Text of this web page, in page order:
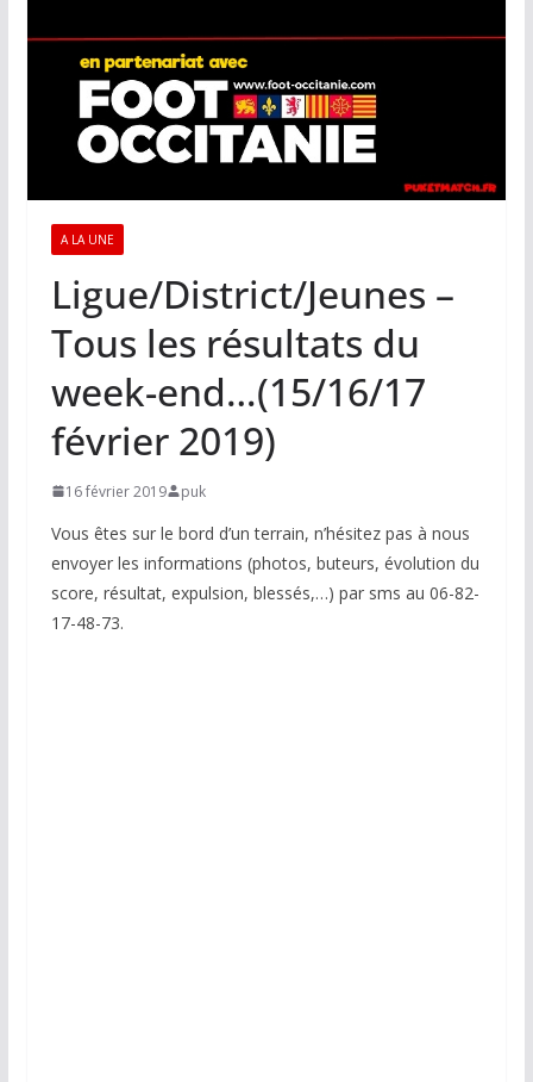
A LA UNE
Ligue/District/Jeunes –
Tous les résultats du
week-end…(15/16/17
février 2019)
16 février 2019 puk
Vous êtes sur le bord d’un terrain, n’hésitez pas à nous
envoyer les informations (photos, buteurs, évolution du
score, résultat, expulsion, blessés,…) par sms au 06-82-
17-48-73.